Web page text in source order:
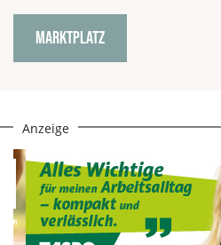
MARKTPLATZ
Anzeige